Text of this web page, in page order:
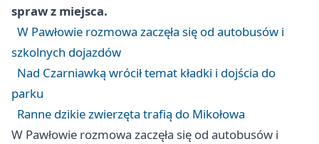
spraw z miejsca.
W Pawłowie rozmowa zaczęła się od autobusów i
szkolnych dojazdów
Nad Czarniawką wrócił temat kładki i dojścia do
parku
Ranne dzikie zwierzęta trafią do Mikołowa
W Pawłowie rozmowa zaczęła się od autobusów i